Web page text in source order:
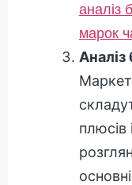
аналіз
марок
плюсів